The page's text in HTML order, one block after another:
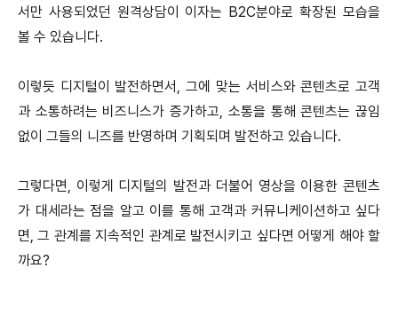
서만 사용되었던 원격상담이 이자는 B2C분야로 확장된 모습을
볼 수 있습니다.
이렇듯 디지털이 발전하면서, 그에 맞는 서비스와 콘텐츠로 고객
과 소통하려는 비즈니스가 증가하고, 소통을 통해 콘텐츠는 끊임
없이 그들의 니즈를 반영하며 기획되며 발전하고 있습니다.
그렇다면, 이렇게 디지털의 발전과 더불어 영상을 이용한 콘텐츠
가 대세라는 점을 알고 이를 통해 고객과 커뮤니케이션하고 싶다
면, 그 관계를 지속적인 관계로 발전시키고 싶다면 어떻게 해야 할
까요?